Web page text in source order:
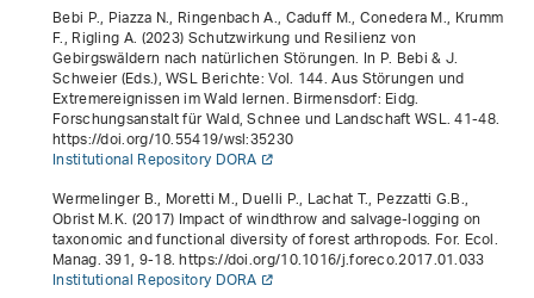
Bebi P., Piazza N., Ringenbach A., Caduff M., Conedera M., Krumm
F., Rigling A. (2023)Schutzwirkung und Resilienz von
Gebirgswäldern nach natürlichen Störungen. In P. Bebi & J.
Schweier (Eds.),WSL Berichte: Vol. 144.Aus Störungen und
Extremereignissen im Wald lernen. Birmensdorf: Eidg.
Forschungsanstalt für Wald, Schnee und Landschaft WSL. 41-48.
https://doi.org/10.55419/wsl:35230
Institutional Repository DORA
Wermelinger B., Moretti M., Duelli P., Lachat T., Pezzatti G.B.,
Obrist M.K. (2017) Impact of windthrow and salvage-logging on
taxonomic and functional diversity of forest arthropods. For. Ecol.
Manag.391, 9-18. https://doi.org/10.1016/j.foreco.2017.01.033
Institutional Repository DORA